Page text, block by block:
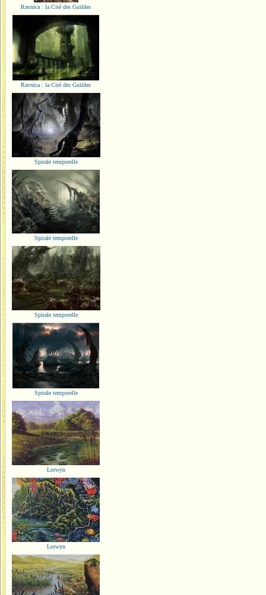
Ravnica : la Cité des Guildes
Ravnica : la Cité des Guildes
Spirale temporelle
Spirale temporelle
Spirale temporelle
Spirale temporelle
Lorwyn
Lorwyn